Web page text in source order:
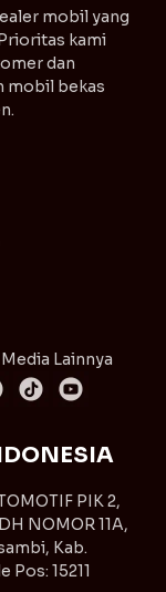
mobil yang
kami
dan
mobil bekas
Lainnya
PIK 2,
NOMOR 11A,
Kab.
15211